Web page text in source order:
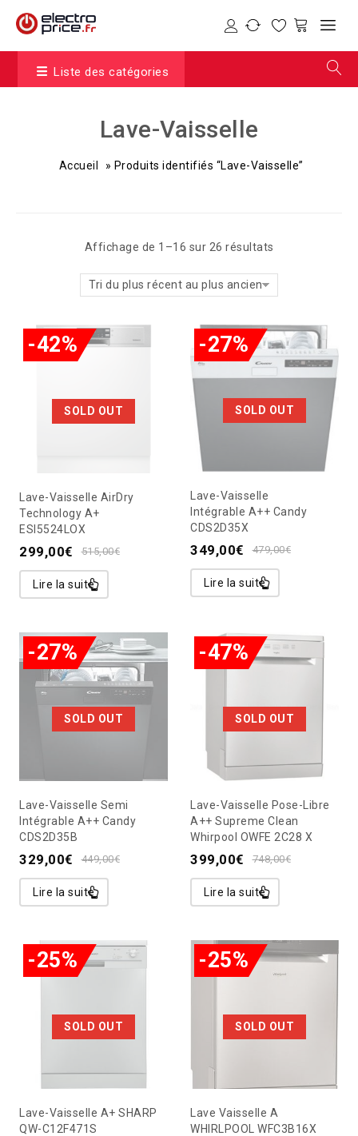
Liste des catégories
Lave-Vaisselle
Accueil » Produits identifiés “Lave-Vaisselle”
Affichage de 1–16 sur 26 résultats
Tri du plus récent au plus ancien
SOLD OUT
-42%
Lave-Vaisselle AirDry
Technology A+
ESI5524LOX
515,00€
299,00€
Lire la suite
SOLD OUT
-27%
Lave-Vaisselle
Intégrable A++ Candy
CDS2D35X
479,00€
349,00€
Lire la suite
SOLD OUT
-27%
Lave-Vaisselle Semi
Intégrable A++ Candy
CDS2D35B
449,00€
329,00€
Lire la suite
SOLD OUT
-47%
Lave-Vaisselle Pose-Libre
A++ Supreme Clean
Whirpool OWFE 2C28 X
748,00€
399,00€
Lire la suite
SOLD OUT
-25%
Lave-Vaisselle A+ SHARP
QW-C12F471S
SOLD OUT
-25%
Lave Vaisselle A
WHIRLPOOL WFC3B16X